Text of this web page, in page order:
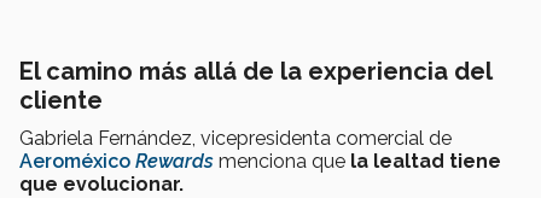
El camino más allá de la experiencia del
cliente
Gabriela Fernández, vicepresidenta comercial de
Aeroméxico Rewards menciona que la lealtad tiene
que evolucionar.